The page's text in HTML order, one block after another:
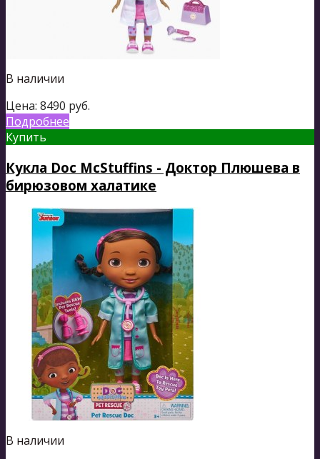
В наличии
Цена: 8490 руб.
Подробнее
Купить
Кукла Doc McStuffins - Доктор Плюшева в
бирюзовом халатике
В наличии